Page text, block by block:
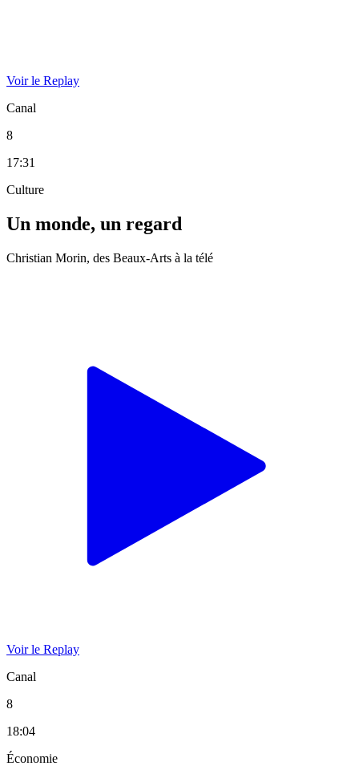
Voir le Replay
Canal
8
17:31
Culture
Un monde, un regard
Christian Morin, des Beaux-Arts à la télé
Voir le Replay
Canal
8
18:04
Économie